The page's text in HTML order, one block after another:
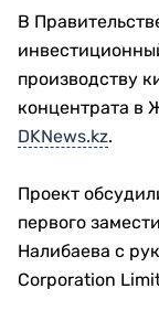
В
производству
концентрата в
DKNews.kz.
Проект
первого
Налибаева с
Corporation